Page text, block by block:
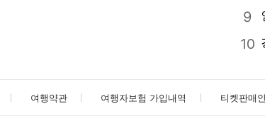
여행약관 여행자보험 가입내역 티켓판매